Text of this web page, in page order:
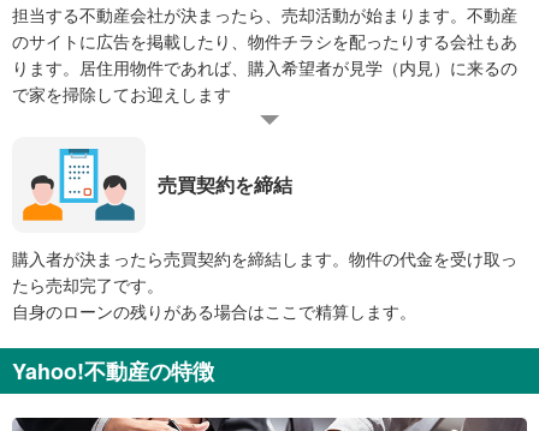
担当する不動産会社が決まったら、売却活動が始まります。不動産
のサイトに広告を掲載したり、物件チラシを配ったりする会社もあ
ります。居住用物件であれば、購入希望者が見学（内見）に来るの
で家を掃除してお迎えします
売買契約を締結
購入者が決まったら売買契約を締結します。物件の代金を受け取っ
たら売却完了です。
自身のローンの残りがある場合はここで精算します。
Yahoo!不動産の特徴